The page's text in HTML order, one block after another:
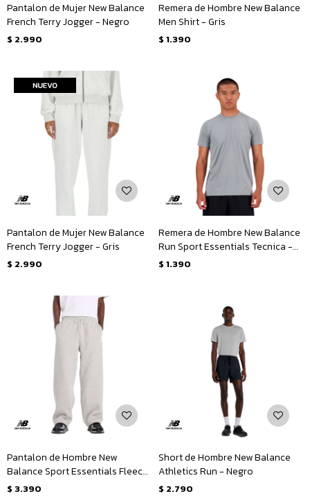
Pantalon de Mujer New Balance
French Terry Jogger - Negro
$ 2.990
Remera de Hombre New Balance
Men Shirt - Gris
$ 1.390
Pantalon de Mujer New Balance
French Terry Jogger - Gris
$ 2.990
Remera de Hombre New Balance
Run Sport Essentials Tecnica -
Gris
$ 1.390
Pantalon de Hombre New
Balance Sport Essentials Fleece
- Gris
$ 3.390
Short de Hombre New Balance
Athletics Run - Negro
$ 2.790